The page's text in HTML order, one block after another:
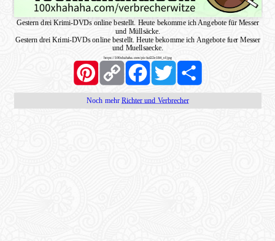
Gestern drei Krimi-DVDs online bestellt. Heute bekomme ich Angebote für Messer
und Müllsäcke.
Gestern drei Krimi-DVDs online bestellt. Heute bekomme ich Angebote fuer Messer
und Muellsaecke.
https://100xhahaha.com/pic!ad22e184_sf.jpg
PinterestCopy
Link
FacebookTwitter Share
Noch mehr Richter und Verbrecher